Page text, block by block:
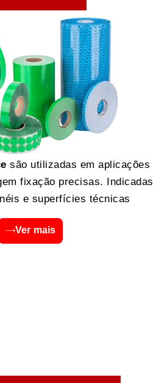
são utilizadas em aplicações
fixação precisas. Indicadas
e superfícies técnicas
Ver mais